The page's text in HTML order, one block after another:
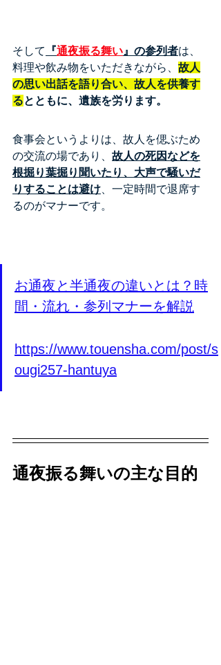
そして 『通夜振る舞い』の参列者は、
料理や飲み物をいただきながら、 故人
の思い出話を語り合い、故人を供養す
るとともに、遺族を労ります。
食事会というよりは、故人を偲ぶため
の交流の場であり、 故人の死因などを
根掘り葉掘り聞いたり、大声で騒いだ
りすることは避け、一定時間で退席す
るのがマナーです。
お通夜と半通夜の違いとは？時
間・流れ・参列マナーを解説
https://www.touensha.com/post/s
ougi257-hantuya
通夜振る舞いの主な目的